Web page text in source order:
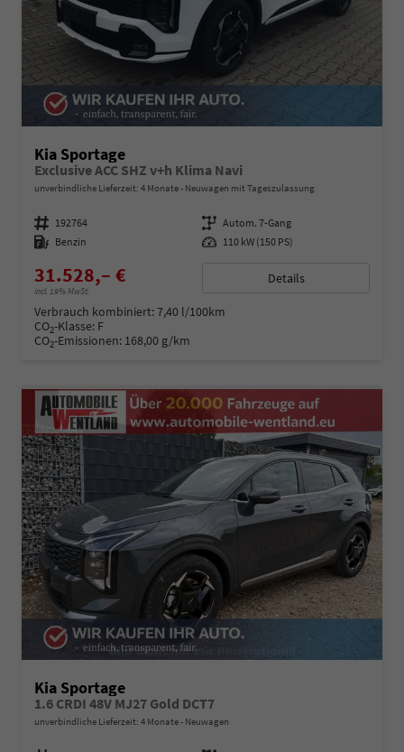
Kia Sportage
Exclusive ACC SHZ v+h Klima Navi
unverbindliche Lieferzeit: 4 Monate Neuwagen mit Tageszulassung
Fahrzeugnummer 192764 Getriebe Autom. 7-Gang
Kraftstoff Benzin Leistung 110 kW (150 PS)
31.528,– €
incl. 19% MwSt.
Details
Verbrauch kombiniert:7,40 l/100km
CO2-Klasse: F
CO2-Emissionen: 168,00 g/km
Kia Sportage
1.6 CRDI 48V MJ27 Gold DCT7
unverbindliche Lieferzeit: 4 Monate Neuwagen